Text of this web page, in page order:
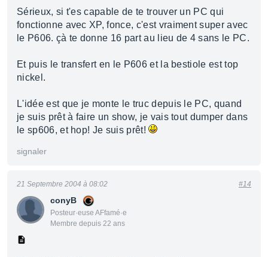
Sérieux, si t'es capable de te trouver un PC qui
fonctionne avec XP, fonce, c'est vraiment super avec
le P606. çà te donne 16 part au lieu de 4 sans le PC.
Et puis le transfert en le P606 et la bestiole est top
nickel.
L'idée est que je monte le truc depuis le PC, quand
je suis prêt à faire un show, je vais tout dumper dans
le sp606, et hop! Je suis prêt!
signaler
conyB
Posteur·euse AFfamé·e
Membre depuis 22 ans
21 Septembre 2004 à 08:02 #14